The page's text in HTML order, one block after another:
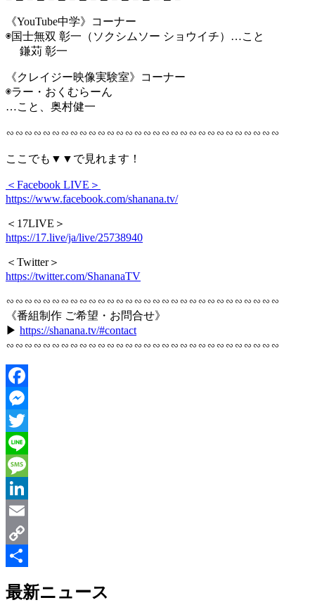
《YouTube中学》コーナー
◉国士無双 彰一（ソクシムソー ショウイチ）…こと
鎌苅 彰一
《クレイジー映像実験室》コーナー
◉ラー・おくむらーん
…こと、奥村健一
∽∽∽∽∽∽∽∽∽∽∽∽∽∽∽∽∽∽∽∽∽∽∽∽∽∽∽∽∽∽
ここでも▼▼で見れます！
＜Facebook LIVE＞
https://www.facebook.com/shanana.tv/
＜17LIVE＞
https://17.live/ja/live/25738940
＜Twitter＞
https://twitter.com/ShananaTV
∽∽∽∽∽∽∽∽∽∽∽∽∽∽∽∽∽∽∽∽∽∽∽∽∽∽∽∽∽∽
《番組制作 ご希望・お問合せ》
▶︎ https://shanana.tv/#contact
∽∽∽∽∽∽∽∽∽∽∽∽∽∽∽∽∽∽∽∽∽∽∽∽∽∽∽∽∽∽
最新ニュース